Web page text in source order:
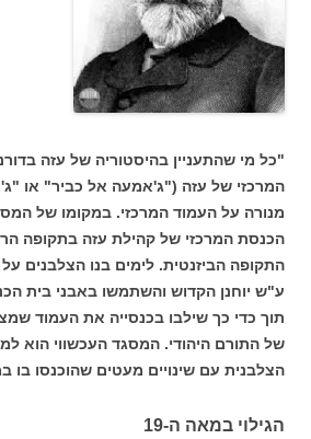
"כל מי שהתעניין בהיסטוריה של עזה
המרכזי של עזה ("ג'אמעה אל כביר" או
מנורה על העמוד המרכזי. במקומו של
הכנסת המרכזי של קהילת עזה בתקופה
התקופה הביזנטית. לימים בנו הצלבנים
ע"ש יוחנן הקדוש והשתמשו באבני בית
תוך כדי כך שילבו בכנסייה את העמוד
של התורם היהודי. המסגד העכשווי הוא
הצלבנית עם שינויים מעטים שהוכנסו בו
הגילוי במאה ה-19